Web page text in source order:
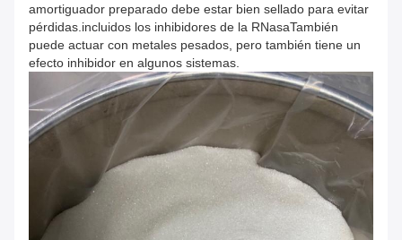
amortiguador preparado debe estar bien sellado para evitar
pérdidas.incluidos los inhibidores de la RNasaTambién
puede actuar con metales pesados, pero también tiene un
efecto inhibidor en algunos sistemas.